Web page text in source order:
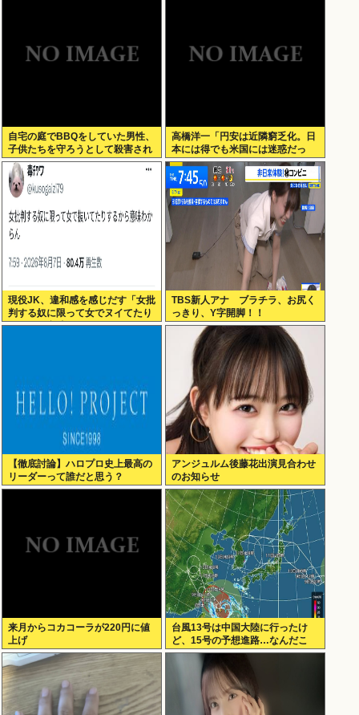
自宅の庭でBBQをしていた男性、
子供たちを守ろうとして殺害され
てしまう
高橋洋一「円安は近隣窮乏化。日
本には得でも米国には迷惑だっ
た」
現役JK、違和感を感じだす「女批
判する奴に限って女でヌイてたり
するから意味わからなくなってき
TBS新人アナ ブラチラ、お尻く
っきり、Y字開脚！！
【徹底討論】ハロプロ史上最高の
リーダーって誰だと思う？
アンジュルム後藤花出演見合わせ
のお知らせ
来月からコカコーラが220円に値
上げ
台風13号は中国大陸に行ったけ
ど、15号の予想進路…なんだこ
れ？